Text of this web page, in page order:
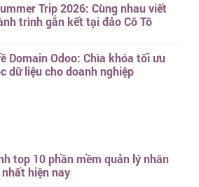
Trip 2026: Cùng nhau viết
trình gắn kết tại đảo Cô Tô
Domain Odoo: Chìa khóa tối ưu
dữ liệu cho doanh nghiệp
top 10 phần mềm quản lý nhân
hiện nay